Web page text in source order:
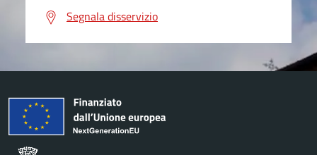
Segnala disservizio